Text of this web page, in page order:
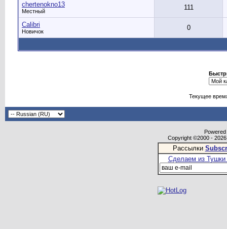
chertenokno13
Местный 111
Calibri
Новичок 0
Текущее
Copyright ©2000 -
Рассылки
Сделаем из Тушки